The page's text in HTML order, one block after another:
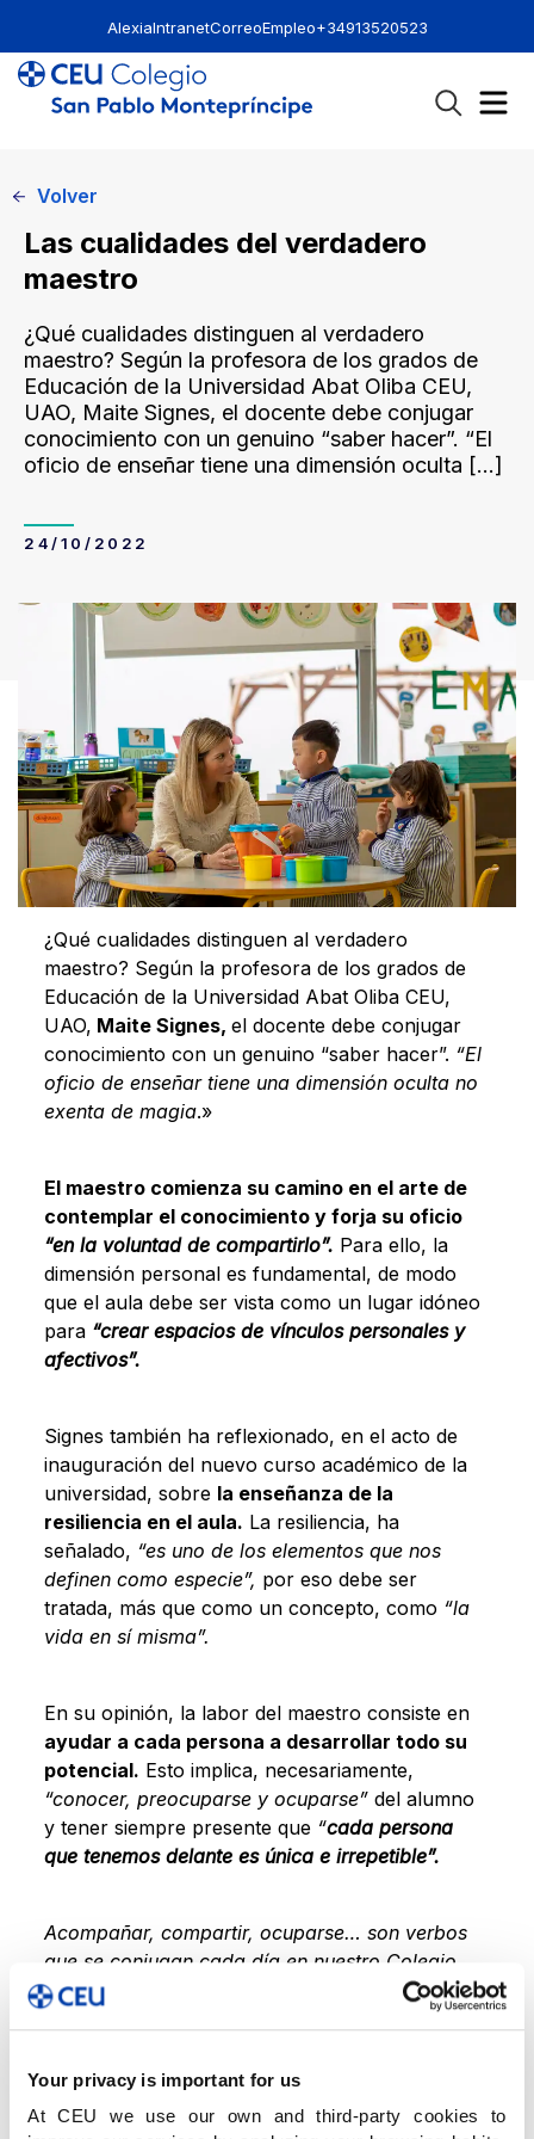
Your privacy is important for us
At CEU we use our own and third-party cookies to
AlexiaIntranetCorreoEmpleo+34913520523
Volver
Las cualidades del verdadero
maestro
¿Qué cualidades distinguen al verdadero
maestro? Según la profesora de los grados de
Educación de la Universidad Abat Oliba CEU,
UAO, Maite Signes, el docente debe conjugar
conocimiento con un genuino “saber hacer”. “El
oficio de enseñar tiene una dimensión oculta […]
24/10/2022
¿Qué cualidades distinguen al verdadero
maestro? Según la profesora de los grados de
Educación de la Universidad Abat Oliba CEU,
UAO, Maite Signes, el docente debe conjugar
conocimiento con un genuino “saber hacer”. “El
oficio de enseñar tiene una dimensión oculta no
exenta de magia.»
El maestro comienza su camino en el arte de
contemplar el conocimiento y forja su oficio
“en la voluntad de compartirlo”. Para ello, la
dimensión personal es fundamental, de modo
que el aula debe ser vista como un lugar idóneo
para “crear espacios de vínculos personales y
afectivos”.
Signes también ha reflexionado, en el acto de
inauguración del nuevo curso académico de la
universidad, sobre la enseñanza de la
resiliencia en el aula. La resiliencia, ha
señalado, “es uno de los elementos que nos
definen como especie”, por eso debe ser
tratada, más que como un concepto, como “la
vida en sí misma”.
En su opinión, la labor del maestro consiste en
ayudar a cada persona a desarrollar todo su
potencial. Esto implica, necesariamente,
“conocer, preocuparse y ocuparse”del alumno
y tener siempre presente que“cada persona
que tenemos delante es única e irrepetible”.
Acompañar, compartir, ocuparse… son verbos
que se conjugan cada día en nuestro Colegio.
Aquí,cada alumno es único. Por eso, ofrecemos
que hacemos
alumnos.